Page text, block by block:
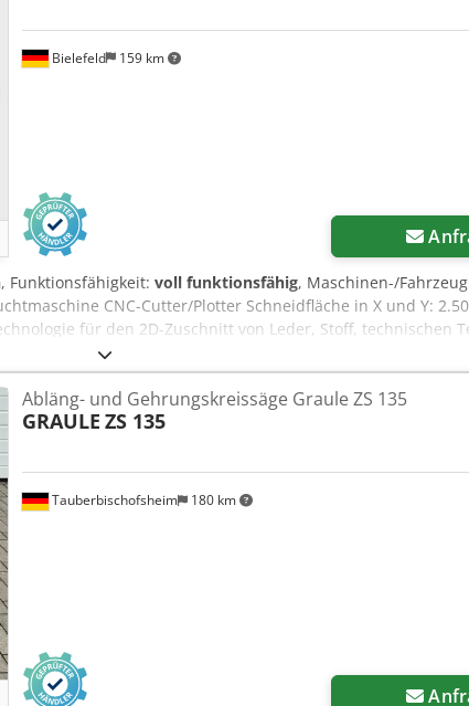
Bielefeld 159 km
, Funktionsfähigkeit: voll funktionsfähig, Maschinen-/
CNC-Cutter/Plotter Schneidfläche in X und Y:
für den 2D-Zuschnitt von Leder, Stoff, technischen
Materialien. Ausstattung der Gebrauchtmaschine:
einem angetriebenen Rundmesser, elektrisch
zur Aufnahme von bis zu 3 wechselbaren Werkzeugen •
ausgestattet mit grauem Förderbandtisch (Conveyor).
Weitere Werkzeuge sind erweiterbar (auf Nachfrage): •
• PRT angetriebenes Rundmesser • UCT
• Druckermarkenerkennung • Kamera-Registrierung •
• Einfach auswechselbare Schneidwerkzeuge, „PLUG &
per Klick aktivierbar Schnelle Amortisation Dcodjif Ek Ropfx
nest expert Software-Module (nicht in der Ausstattung
durch hohe Positioniergeschwindigkeit bis 90 m/min •
• Geeignet sowohl für Plattenware als auch für
Beispiel) Die Maschine ist CE-zertifiziert.
Tauberbischofsheim 180 km
Abläng- und Gehrungskreissäge Graule ZS 135
GRAULE ZS 135